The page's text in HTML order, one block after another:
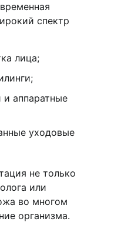
спектр
лица;
и аппаратные
уходовые
не только
или
во многом
организма.